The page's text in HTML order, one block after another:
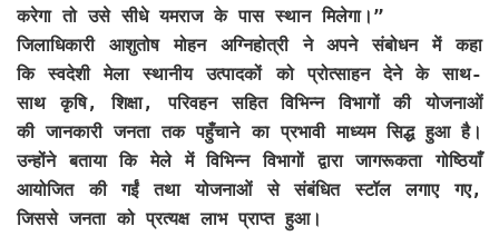
करेगा तो उसे सीधे यमराज के पास स्थान मिलेगा।”
जिलाधिकारी आशुतोष मोहन अग्निहोत्री ने अपने संबोधन में कहा
कि स्वदेशी मेला स्थानीय उत्पादकों को प्रोत्साहन देने के साथ-
साथ कृषि, शिक्षा, परिवहन सहित विभिन्न विभागों की योजनाओं
की जानकारी जनता तक पहुँचाने का प्रभावी माध्यम सिद्ध हुआ है।
उन्होंने बताया कि मेले में विभिन्न विभागों द्वारा जागरूकता गोष्ठियाँ
आयोजित की गईं तथा योजनाओं से संबंधित स्टॉल लगाए गए,
जिससे जनता को प्रत्यक्ष लाभ प्राप्त हुआ।